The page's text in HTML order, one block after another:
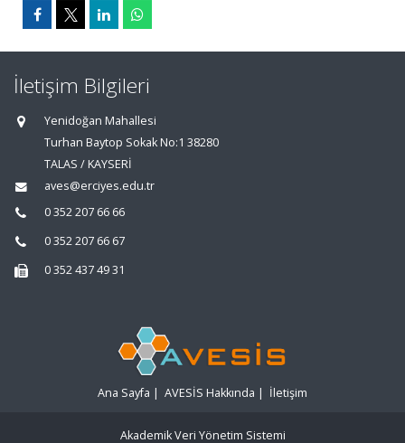
İletişim Bilgileri
Yenidoğan Mahallesi
Turhan Baytop Sokak No:1 38280
TALAS / KAYSERİ
aves@erciyes.edu.tr
0 352 207 66 66
0 352 207 66 67
0 352 437 49 31
Ana Sayfa | AVESİS Hakkında | İletişim
Akademik Veri Yönetim Sistemi